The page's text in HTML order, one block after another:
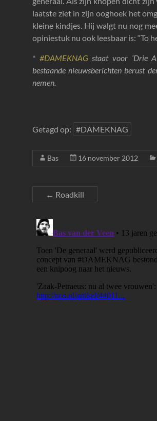
laatste ziet in zijn ooghoek het
kleine kindjes. Hij walgt nu nog
opiniestuk nu ook leesbaar is: “To
* #DAMEKNAGstaat voor ‘Drie
bestaande nieuwsberichten berust
nemen.
Getagd op: #DAMEKNAG
Bas 16 november 2012
← Roadkill